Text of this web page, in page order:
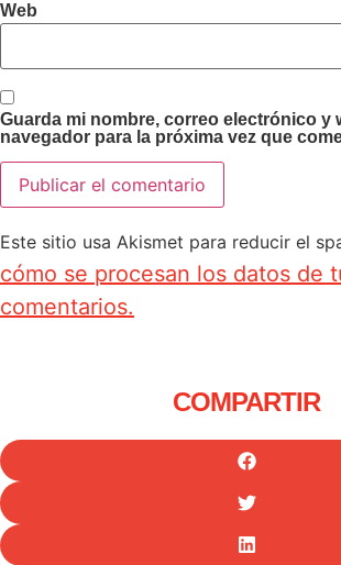
Web
Guarda mi nombre, correo electrónico y
navegador para la próxima vez que
Este sitio usa Akismet para reducir el
cómo se procesan los datos de
comentarios.
COMPARTIR